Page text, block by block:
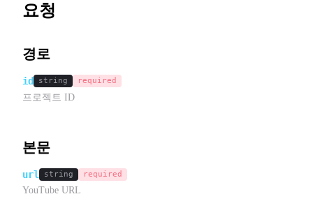
요청
경로
id string required
프로젝트 ID
본문
url string required
YouTube URL